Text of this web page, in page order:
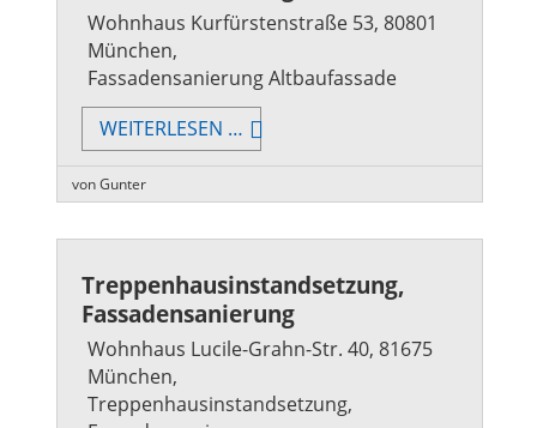
Wohnhaus Kurfürstenstraße 53, 80801
München,
Fassadensanierung Altbaufassade
WEITERLESEN … FASSADENSANIERUNG
von Gunter
Treppenhausinstandsetzung,
Fassadensanierung
Wohnhaus Lucile-Grahn-Str. 40, 81675
München,
Treppenhausinstandsetzung,